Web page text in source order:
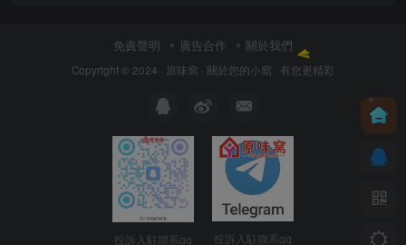
免責聲明 廣告合作 關於我們
Copyright © 2024 · 原味窩 · 關於您的小窩 · 有您更精彩
投訴入駐聯系qq 投訴入駐聯系qq